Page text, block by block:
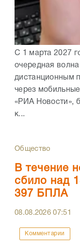
С 1 марта 2027
очередная
дистанционным
через
«РИА Новости»,
к...
Общество
В течение
сбило над
397 БПЛА
08.08.202607:51
Комментарии